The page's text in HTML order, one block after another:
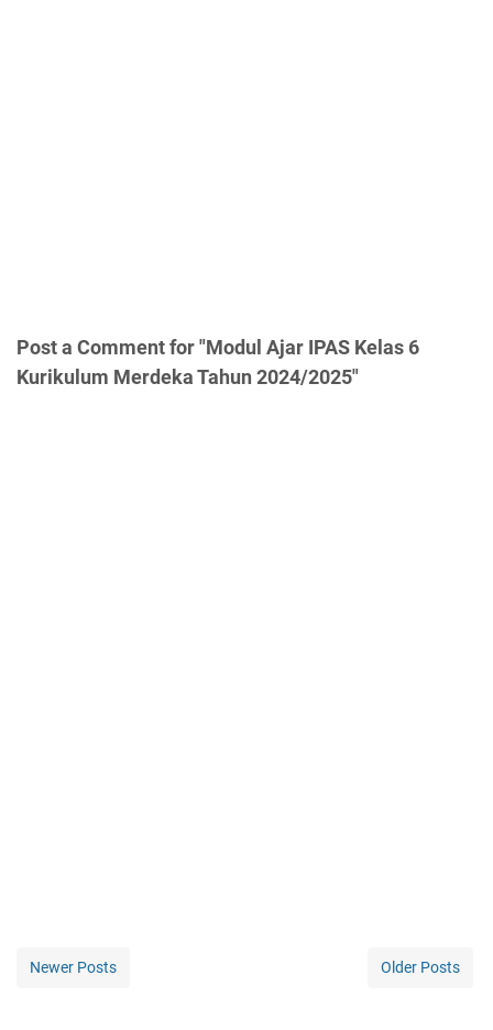
Post a Comment for "Modul Ajar IPAS Kelas 6
Kurikulum Merdeka Tahun 2024/2025"
Newer Posts Older Posts